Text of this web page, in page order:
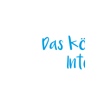
Das